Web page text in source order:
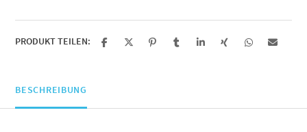
PRODUKT TEILEN:
BESCHREIBUNG